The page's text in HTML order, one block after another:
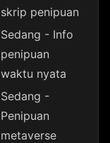
skrip penipuan
Sedang - Info
penipuan
waktu nyata
Sedang -
Penipuan
metaverse